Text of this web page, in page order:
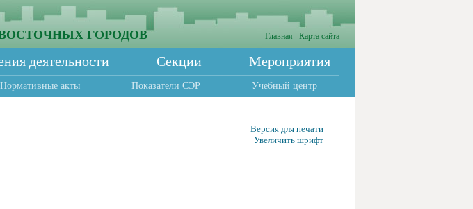
ГОРОДОВ Главная Карта сайта
деятельности Секции Мероприятия
Нормативные акты Показатели СЭР Учебный центр
Версия для печати
Увеличить шрифт